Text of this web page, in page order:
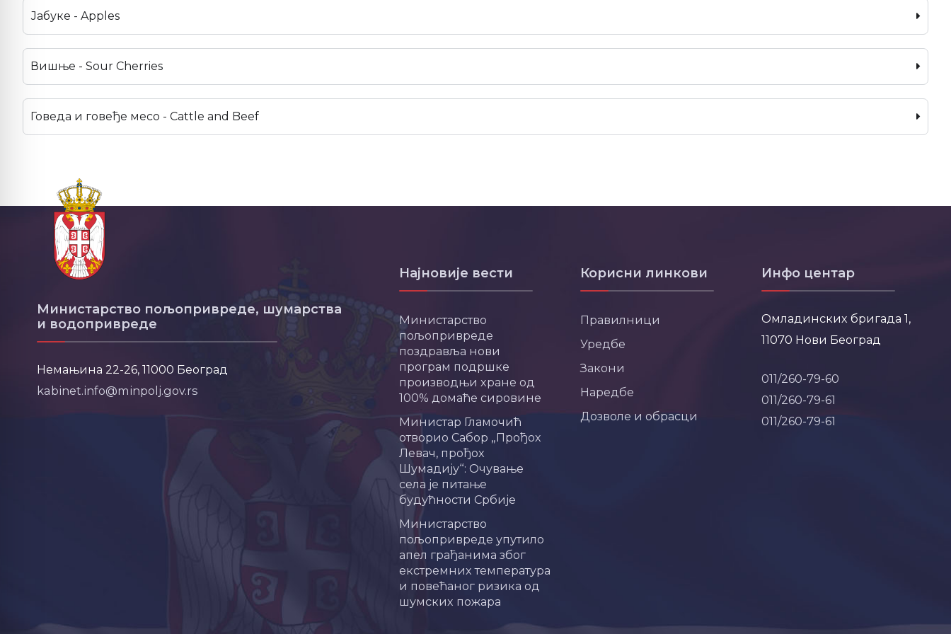
Јабуке - Apples
Вишње - Sour Cherries
Говеда и говеђе месо - Cattle and Beef
Министарство пољопривреде, шумарства
и водопривреде
Немањина 22-26, 11000 Београд
kabinet.info@minpolj.gov.rs
Најновије вести
Министарство
пољопривреде
поздравља нови
програм подршке
производњи хране од
100% домаће сировине
Министар Гламочић
отворио Сабор „Прођох
Левач, прођох
Шумадију“: Очување
села је питање
будућности Србије
Министарство
пољопривреде упутило
апел грађанима због
екстремних температура
и повећаног ризика од
шумских пожара
Корисни линкови
Правилници
Уредбе
Закони
Наредбе
Дозволе и обрасци
Инфо центар
Омладинских бригада 1,
11070 Нови Београд
011/260-79-60
011/260-79-61
011/260-79-61